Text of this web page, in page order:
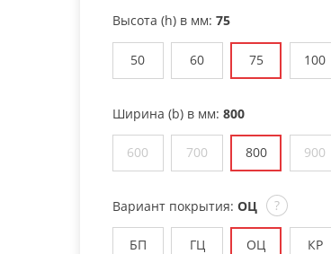
Высота (h) в мм: 75
50 60 75 100
Ширина (b) в мм: 800
600 700 800 900
Вариант покрытия: ОЦ ?
БП ГЦ ОЦ КР